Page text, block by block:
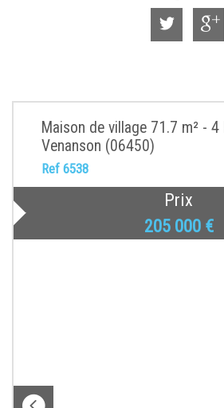
Maison de village 71.7 m² - 4
Venanson (06450)
Ref 6538
Prix
205 000 €